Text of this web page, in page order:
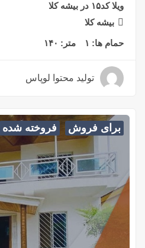
ویلا کد۱۵ در بیشه کلا
بیشه کلا
حمام ها: ۱ متر: ۱۴۰
تولید محتوا لوپاس
برای فروش فروخته شده